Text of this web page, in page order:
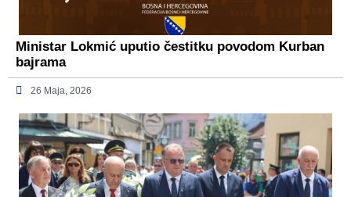
Ministar Lokmić uputio čestitku povodom Kurban
bajrama
26 Maja, 2026